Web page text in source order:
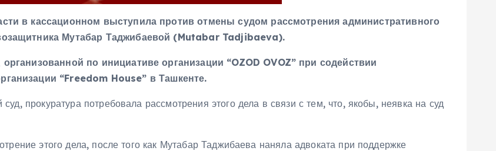
в кассационном выступила против отмены судом рассмотрения административного
Мутабар Таджибаевой (Mutabar Tadjibaeva).
по инициативе организации “OZOD OVOZ” при содействии
“Freedom House” в Ташкенте.
прокуратура потребовала рассмотрения этого дела в связи с тем, что, якобы, неявка на суд
этого дела, после того как Мутабар Таджибаева наняла адвоката при поддержке